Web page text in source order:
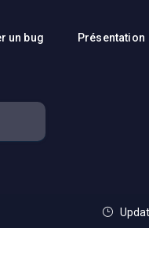
un bug Présentation